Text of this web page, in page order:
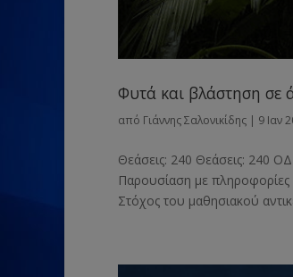
Φυτά και βλάστηση σε
από Γιάννης Σαλονικίδης | 9 Ιαν
Θεάσεις: 240 Θεάσεις: 240
Παρουσίαση με πληροφορίες
Στόχος του μαθησιακού